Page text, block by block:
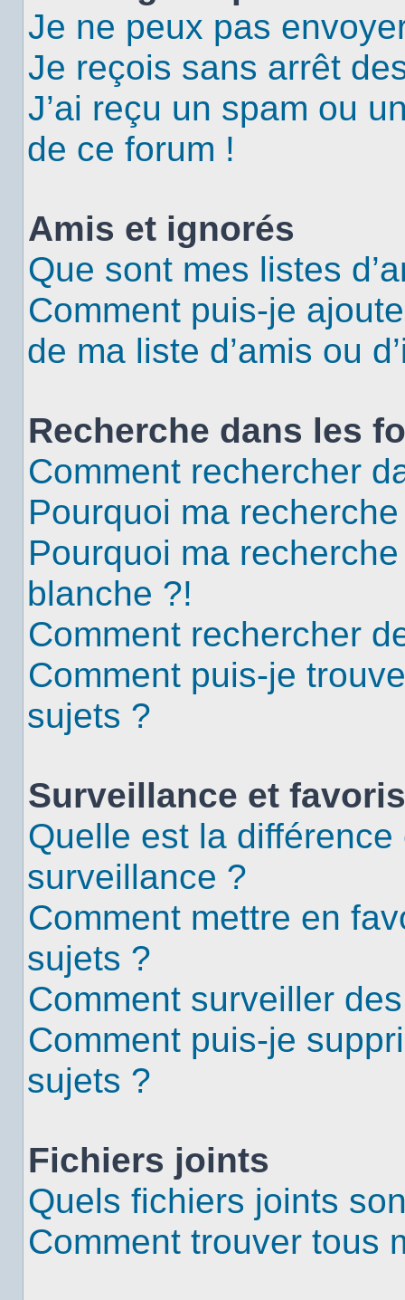
Je ne peux pas
Je reçois sans arrêt
J’ai reçu un spam ou
de ce forum !
Amis et ignorés
Que sont mes listes
Comment puis-je
de ma liste d’amis ou
Recherche dans les
Comment rechercher
Pourquoi ma
Pourquoi ma
blanche ?!
Comment rechercher
Comment puis-je
sujets ?
Surveillance et favoris
Quelle est la
surveillance ?
Comment mettre en
sujets ?
Comment surveiller
Comment puis-je
sujets ?
Fichiers joints
Quels fichiers joints
Comment trouver tous